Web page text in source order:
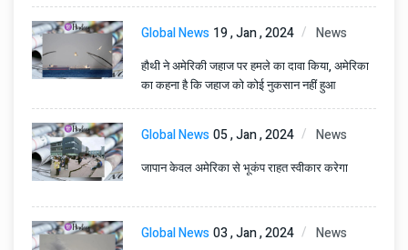
Global News 19 , Jan , 2024 News
हौथी ने अमेरिकी जहाज पर हमले का दावा किया, अमेरिका
का कहना है कि जहाज को कोई नुकसान नहीं हुआ
Global News05 , Jan , 2024 News
जापान केवल अमेरिका से भूकंप राहत स्वीकार करेगा
Global News03 , Jan , 2024 News